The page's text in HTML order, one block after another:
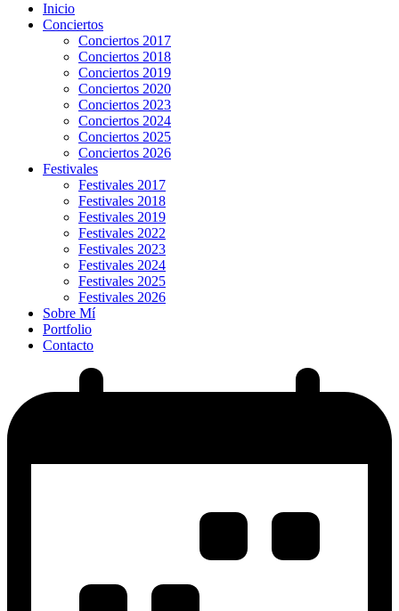
Inicio
Conciertos
Conciertos 2017
Conciertos 2018
Conciertos 2019
Conciertos 2020
Conciertos 2023
Conciertos 2024
Conciertos 2025
Conciertos 2026
Festivales
Festivales 2017
Festivales 2018
Festivales 2019
Festivales 2022
Festivales 2023
Festivales 2024
Festivales 2025
Festivales 2026
Sobre Mí
Portfolio
Contacto